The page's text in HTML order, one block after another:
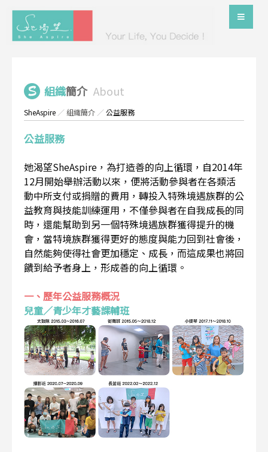
組織簡介 About
SheAspire ／組織簡介 ／公益服務
公益服務
她渴望SheAspire，為打造善的向上循環，自2014年
12月開始舉辦活動以來，便將活動參與者在各類活
動中所支付或捐贈的費用，轉投入特殊境遇族群的公
益教育與技能訓練運用，不僅參與者在自我成長的同
時，還能幫助到另一個特殊境遇族群獲得提升的機
會，當特境族群獲得更好的態度與能力回到社會後，
自然能夠使得社會更加穩定、成長，而這成果也將回
饋到給予者身上，形成善的向上循環。
一、歷年公益服務概況
兒童／青少年才藝課輔班